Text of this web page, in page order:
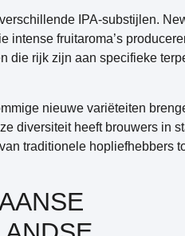
IPA-substijlen.
intense fruitaroma’s
die rijk zijn aan specifieke
nieuwe variëteiten
diversiteit heeft brouwers in
traditionele hopliefhebbers